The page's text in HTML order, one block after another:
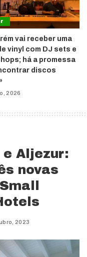
vai receber uma
vinyl com DJ sets e
há a promessa
discos
2026
Aljezur:
novas
2023